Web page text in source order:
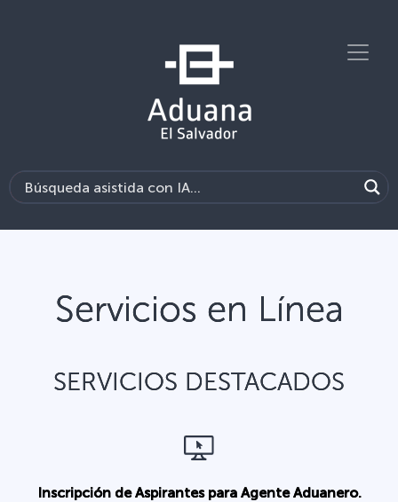
Servicios en Línea
SERVICIOS DESTACADOS
Inscripción de Aspirantes para Agente Aduanero.